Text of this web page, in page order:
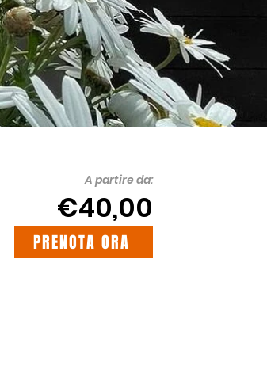
A partire da:
€40,00
PRENOTA ORA